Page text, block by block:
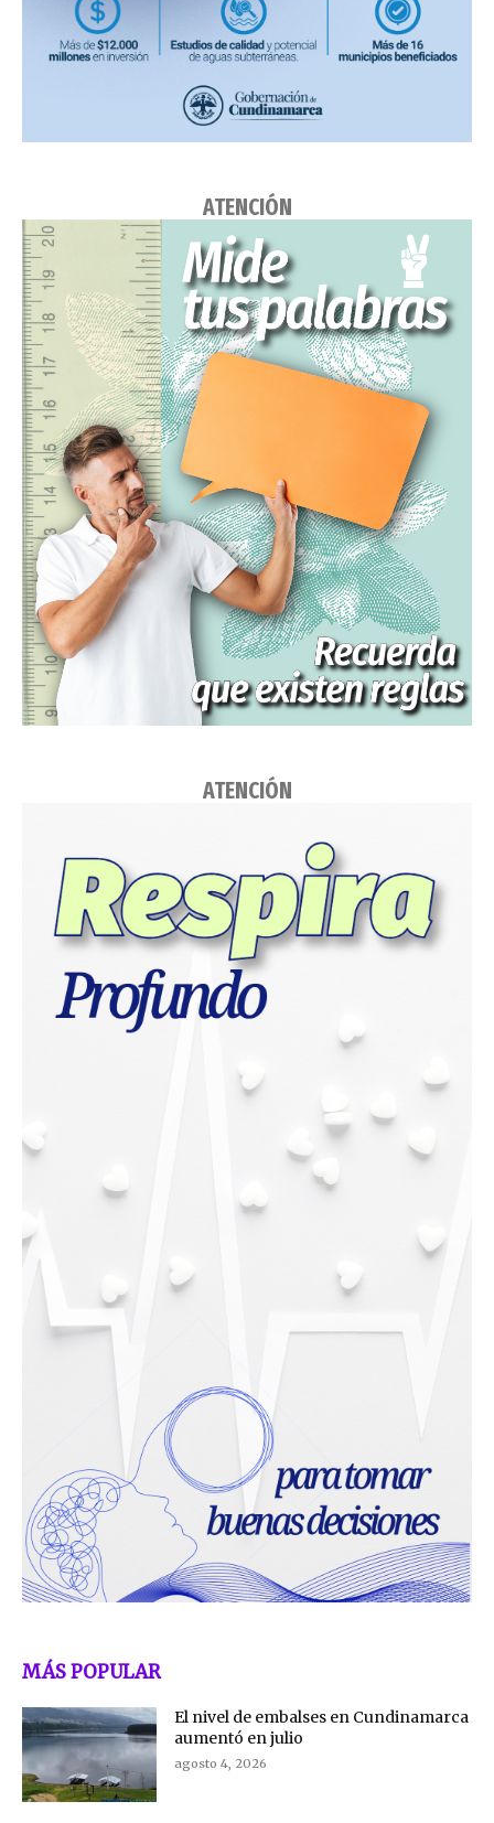
ATENCIÓN
ATENCIÓN
MÁS POPULAR
El nivel de embalses en Cundinamarca
aumentó en julio
agosto 4, 2026